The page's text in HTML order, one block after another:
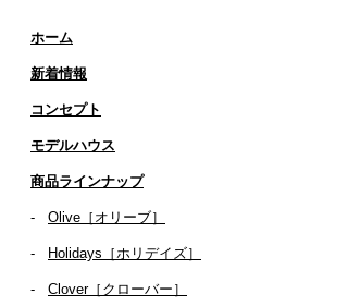
ホーム
新着情報
コンセプト
​​モデルハウス
商品ラインナップ
- Olive［オリーブ］
- Holidays［ホリデイズ］
- ​ Clover［クローバー］